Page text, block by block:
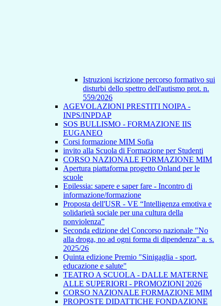
Istruzioni iscrizione percorso formativo sui
disturbi dello spettro dell'autismo prot. n.
559/2026
AGEVOLAZIONI PRESTITI NOIPA -
INPS/INPDAP
SOS BULLISMO - FORMAZIONE IIS
EUGANEO
Corsi formazione MIM Sofia
invito alla Scuola di Formazione per Studenti
CORSO NAZIONALE FORMAZIONE MIM
Apertura piattaforma progetto Onland per le
scuole
Epilessia: sapere e saper fare - Incontro di
informazione/formazione
Proposta dell'USR - VE “Intelligenza emotiva e
solidarietà sociale per una cultura della
nonviolenza”
Seconda edizione del Concorso nazionale "No
alla droga, no ad ogni forma di dipendenza" a. s.
2025/26
Quinta edizione Premio "Sinigaglia - sport,
educazione e salute"
TEATRO A SCUOLA - DALLE MATERNE
ALLE SUPERIORI - PROMOZIONI 2026
CORSO NAZIONALE FORMAZIONE MIM
PROPOSTE DIDATTICHE FONDAZIONE